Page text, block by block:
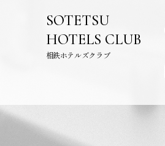
SOTETSU
HOTELS CLUB
相鉄ホテルズクラブ